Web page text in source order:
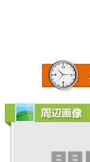
周辺画像